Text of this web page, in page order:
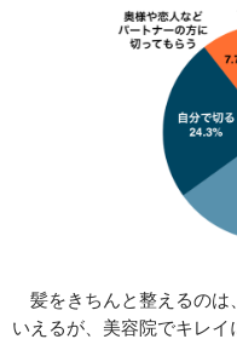
髪をきちんと整えるのは
いえるが、美容院でキレ